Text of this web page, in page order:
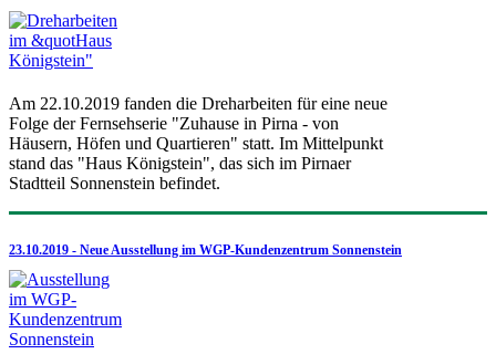
Am 22.10.2019 fanden die Dreharbeiten für eine neue
Folge der Fernsehserie "Zuhause in Pirna - von
Häusern, Höfen und Quartieren" statt. Im Mittelpunkt
stand das "Haus Königstein", das sich im Pirnaer
Stadtteil Sonnenstein befindet.
23.10.2019 - Neue Ausstellung im WGP-Kundenzentrum Sonnenstein